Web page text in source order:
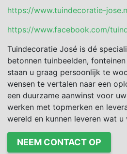
https://www.tuindecoratie-
https://www.facebook.com/
Tuindecoratie José is dé
betonnen tuinbeelden,
staan u graag persoonlijk te
wensen te vertalen naar een
een duurzame aanwinst voor
werken met topmerken en
wereld en kunnen leveren wat u
NEEM CONTACT OP